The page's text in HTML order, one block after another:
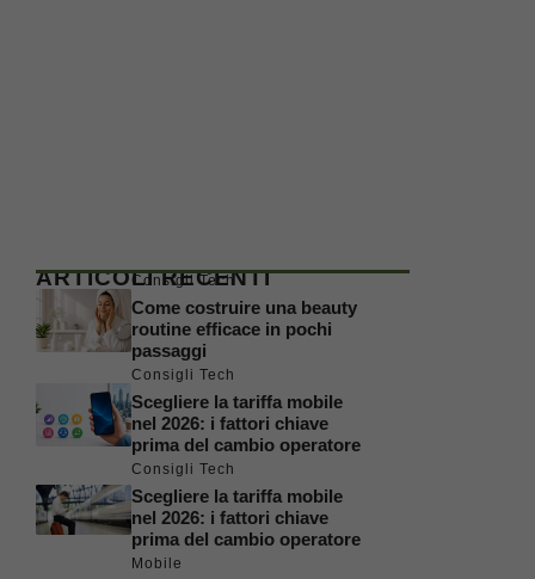
ARTICOLI RECENTI
Consigli Tech
Come costruire una beauty
routine efficace in pochi
passaggi
Consigli Tech
Scegliere la tariffa mobile
nel 2026: i fattori chiave
prima del cambio operatore
Consigli Tech
Scegliere la tariffa mobile
nel 2026: i fattori chiave
prima del cambio operatore
Mobile